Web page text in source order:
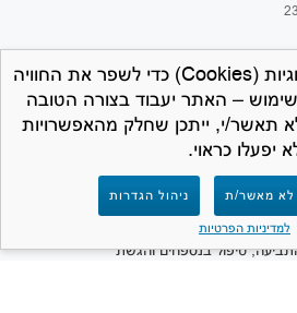
אנו משתמשים בקבצי עוגיות (Cookies) כדי לשפר את החוויה
– האתר יעבוד בצורה הטובה
תאשר/י, ייתכן שחלק מהאפשרויות
יפעלו כראוי.
לא מאשר/ת
ניהול הגדרות
למדיניות הפרטיות
– חברת המרכז לתביעות קטנות
משפטי ואינה מספקת שירותים
סוג שהוא. תפקידנו הינו לסייע
טיפול בנספחים והגשת